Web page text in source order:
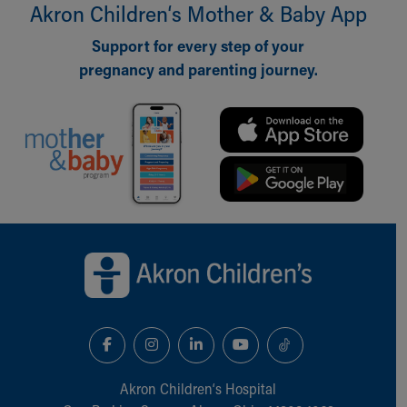
Akron Children‘s Mother & Baby App
Support for every step of your
pregnancy and parenting journey.
Akron Children‘s Hospital